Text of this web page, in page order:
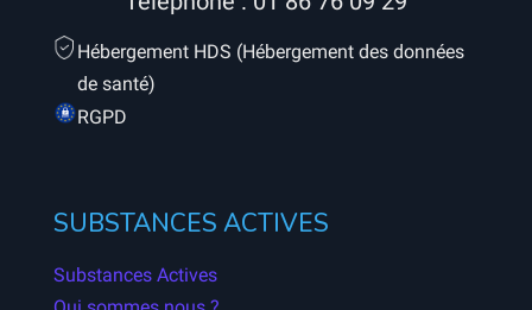
Hébergement HDS (Hébergement des données
de santé)
RGPD
SUBSTANCES ACTIVES
Substances Actives